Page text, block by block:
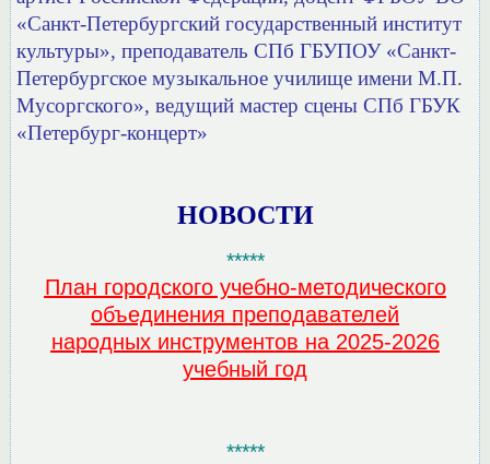
«Санкт-Петербургский государственный институт
культуры», преподаватель СПб ГБУПОУ «Санкт-
Петербургское музыкальное училище имени М.П.
Мусоргского», ведущий мастер сцены СПб ГБУК
«Петербург-концерт»
НОВОСТИ
*****
План городского учебно-методического
объединения преподавателей
народных инструментов на 2025-2026
учебный год
*****